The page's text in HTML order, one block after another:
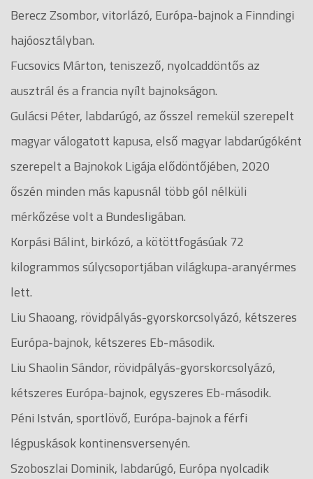
Berecz Zsombor, vitorlázó, Európa-bajnok a Finndingi
hajóosztályban.
Fucsovics Márton, teniszező, nyolcaddöntős az
ausztrál és a francia nyílt bajnokságon.
Gulácsi Péter, labdarúgó, az ősszel remekül szerepelt
magyar válogatott kapusa, első magyar labdarúgóként
szerepelt a Bajnokok Ligája elődöntőjében, 2020
őszén minden más kapusnál több gól nélküli
mérkőzése volt a Bundesligában.
Korpási Bálint, birkózó, a kötöttfogásúak 72
kilogrammos súlycsoportjában világkupa-aranyérmes
lett.
Liu Shaoang, rövidpályás-gyorskorcsolyázó, kétszeres
Európa-bajnok, kétszeres Eb-második.
Liu Shaolin Sándor, rövidpályás-gyorskorcsolyázó,
kétszeres Európa-bajnok, egyszeres Eb-második.
Péni István, sportlövő, Európa-bajnok a férfi
légpuskások kontinensversenyén.
Szoboszlai Dominik, labdarúgó, Európa nyolcadik